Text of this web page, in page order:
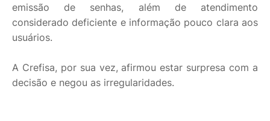
emissão de senhas, além de atendimento
considerado deficiente e informação pouco clara aos
usuários.
A Crefisa, por sua vez, afirmou estar surpresa com a
decisão e negou as irregularidades.